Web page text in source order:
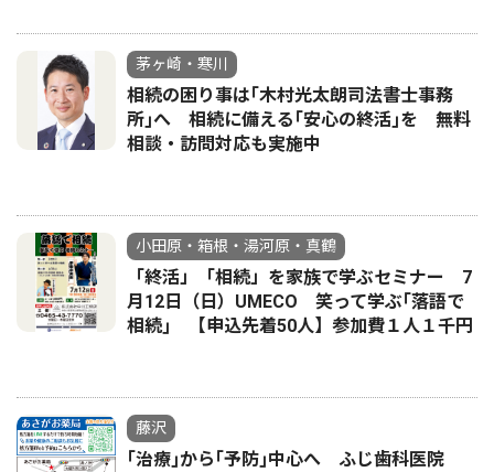
茅ヶ崎・寒川
相続の困り事は｢木村光太朗司法書士事務
所｣へ 相続に備える｢安心の終活｣を 無料
相談・訪問対応も実施中
小田原・箱根・湯河原・真鶴
「終活」「相続」を家族で学ぶセミナー 7
月12日（日）UMECO 笑って学ぶ｢落語で
相続｣ 【申込先着50人】参加費１人１千円
藤沢
｢治療｣から｢予防｣中心へ ふじ歯科医院